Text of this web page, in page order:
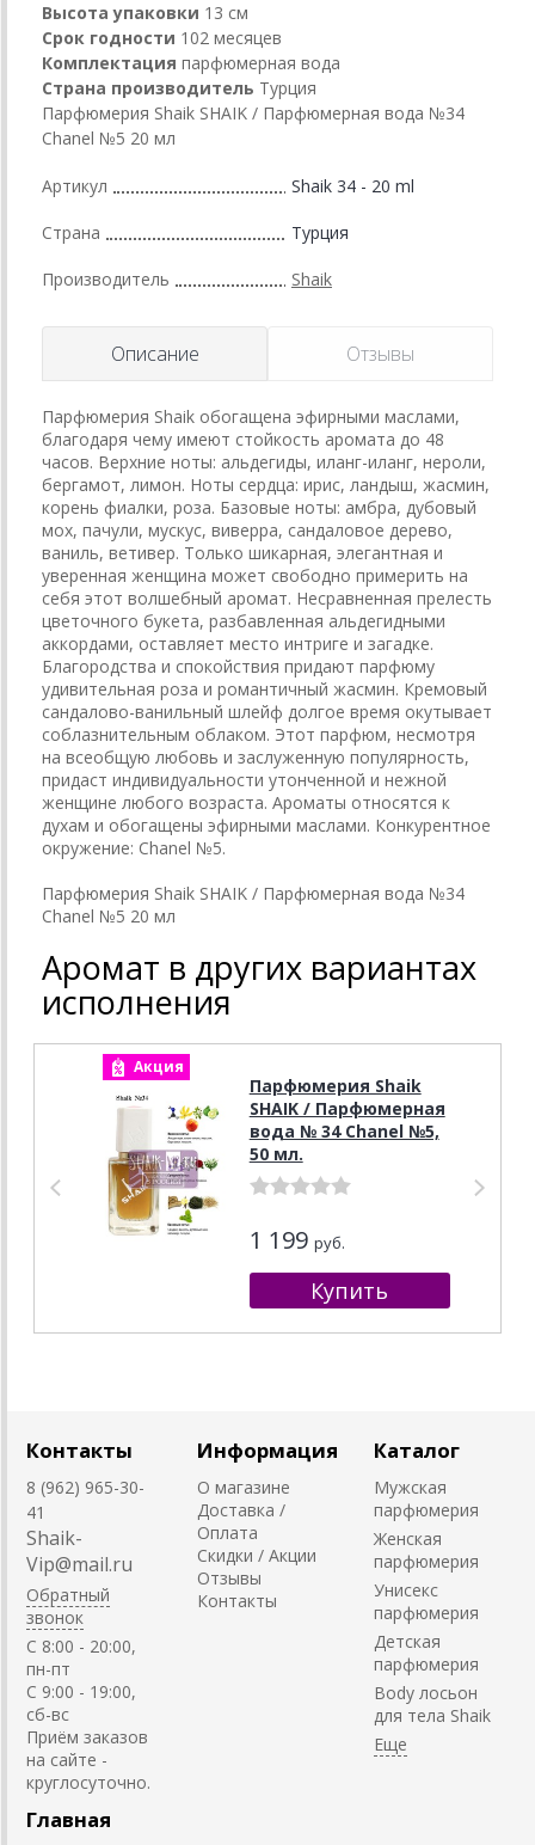
Высота упаковки 13 см
Срок годности 102 месяцев
Комплектация парфюмерная вода
Страна производитель Турция
Парфюмерия Shaik SHAIK / Парфюмерная вода №34
Chanel №5 20 мл
Артикул Shaik 34 - 20 ml
Страна Турция
Производитель Shaik
Описание Отзывы
Парфюмерия Shaik обогащена эфирными маслами,
благодаря чему имеют стойкость аромата до 48
часов. Верхние ноты: альдегиды, иланг-иланг, нероли,
бергамот, лимон. Ноты сердца: ирис, ландыш, жасмин,
корень фиалки, роза. Базовые ноты: амбра, дубовый
мох, пачули, мускус, виверра, сандаловое дерево,
ваниль, ветивер. Только шикарная, элегантная и
уверенная женщина может свободно примерить на
себя этот волшебный аромат. Несравненная прелесть
цветочного букета, разбавленная альдегидными
аккордами, оставляет место интриге и загадке.
Благородства и спокойствия придают парфюму
удивительная роза и романтичный жасмин. Кремовый
сандалово-ванильный шлейф долгое время окутывает
соблазнительным облаком. Этот парфюм, несмотря
на всеобщую любовь и заслуженную популярность,
придаст индивидуальности утонченной и нежной
женщине любого возраста. Ароматы относятся к
духам и обогащены эфирными маслами. Конкурентное
окружение: Chanel №5.
Парфюмерия Shaik SHAIK / Парфюмерная вода №34
Chanel №5 20 мл
Аромат в других вариантах
исполнения
Акция
Парфюмерия Shaik
SHAIK / Парфюмерная
вода № 34 Chanel №5,
50 мл.
1 199 руб.
Контакты
8 (962) 965-30-
41
Shaik-
Vip@mail.ru
Обратный
звонок
C 8:00 - 20:00,
пн-пт
С 9:00 - 19:00,
сб-вс
Приём заказов
на сайте -
круглосуточно.
Информация
О магазине
Доставка /
Оплата
Скидки / Акции
Отзывы
Контакты
Каталог
Мужская
парфюмерия
Женская
парфюмерия
Унисекс
парфюмерия
Детская
парфюмерия
Body лосьон
для тела Shaik
Главная